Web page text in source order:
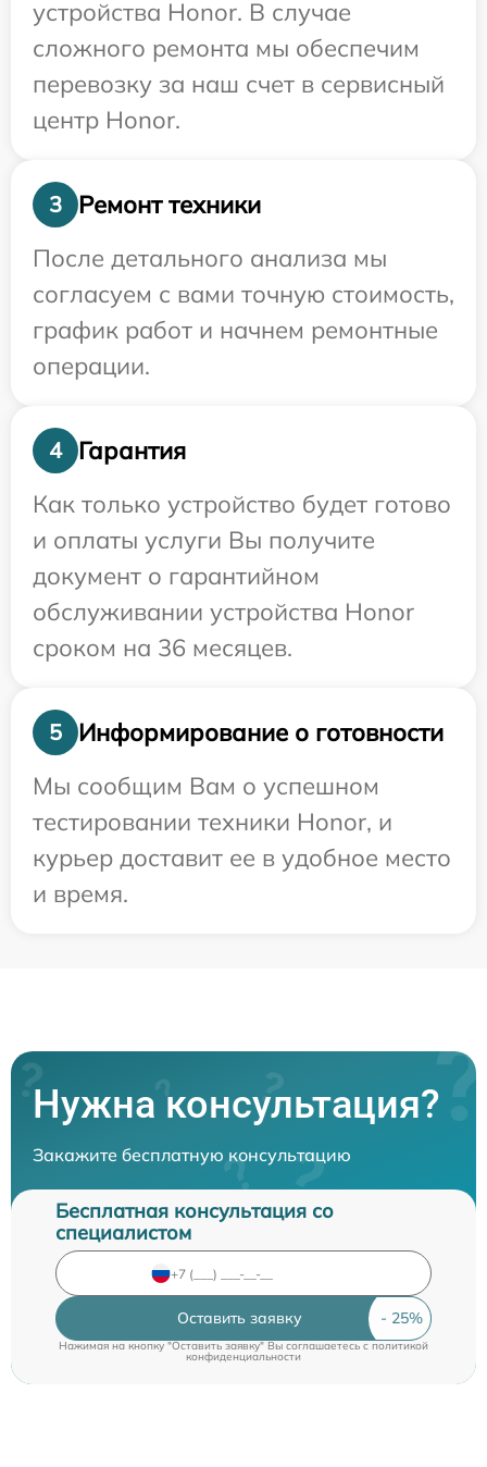
устройства Honor. В случае
сложного ремонта мы обеспечим
перевозку за наш счет в сервисный
центр Honor.
3
Ремонт техники
После детального анализа мы
согласуем с вами точную стоимость,
график работ и начнем ремонтные
операции.
4
Гарантия
Как только устройство будет готово
и оплаты услуги Вы получите
документ о гарантийном
обслуживании устройства Honor
сроком на 36 месяцев.
5
Информирование о готовности
Мы сообщим Вам о успешном
тестировании техники Honor, и
курьер доставит ее в удобное место
и время.
Нужна консультация?
Закажите бесплатную консультацию
Бесплатная консультация со
специалистом
Оставить заявку
Нажимая на кнопку "Оставить заявку" Вы соглашаетесь cполитикой
конфиденциальности